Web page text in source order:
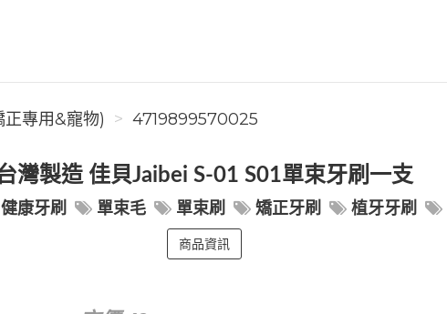
專用&寵物) 4719899570025
灣製造 佳貝Jaibei S-01 S01單束牙刷一支
健康牙刷 單束毛 單束刷 矯正牙刷 植牙牙刷
商品資訊